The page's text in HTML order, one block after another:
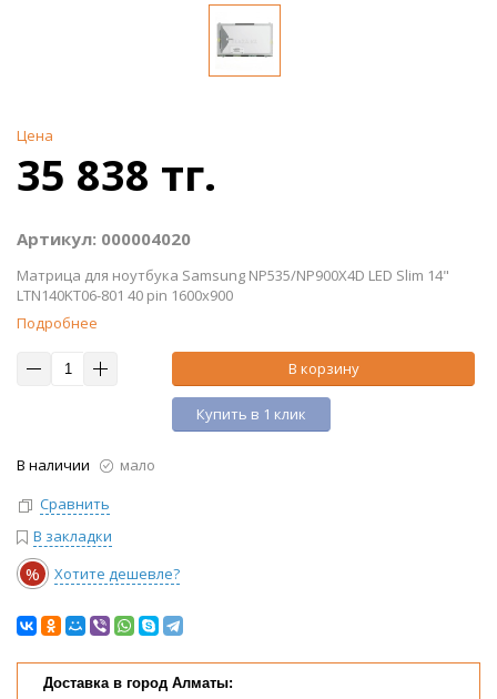
Цена
35 838 тг.
Артикул: 000004020
Матрица для ноутбука Samsung NP535/NP900X4D LED Slim 14"
LTN140KT06-801 40 pin 1600x900
Подробнее
В корзину
Купить в 1 клик
В наличии
мало
Сравнить
В закладки
% Хотите дешевле?
Доставка в город Алматы: